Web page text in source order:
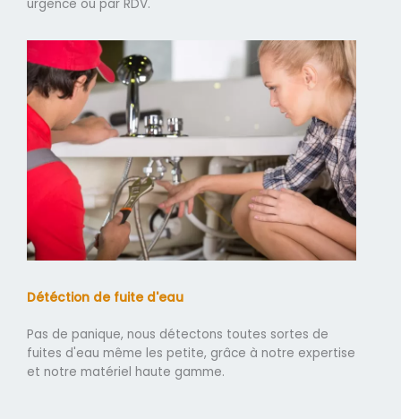
urgence ou par RDV.
Détéction de fuite d'eau
Pas de panique, nous détectons toutes sortes de
fuites d'eau même les petite, grâce à notre expertise
et notre matériel haute gamme.